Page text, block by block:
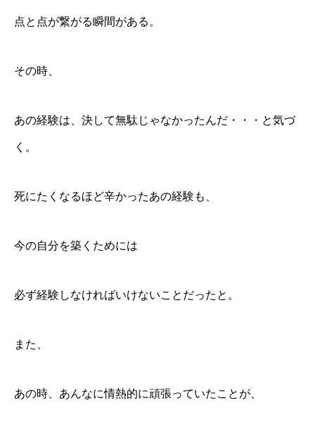
点と点が繋がる瞬間がある。
その時、
あの経験は、決して無駄じゃなかったんだ・・・と気づ
く。
死にたくなるほど辛かったあの経験も、
今の自分を築くためには
必ず経験しなければいけないことだったと。
また、
あの時、あんなに情熱的に頑張っていたことが、